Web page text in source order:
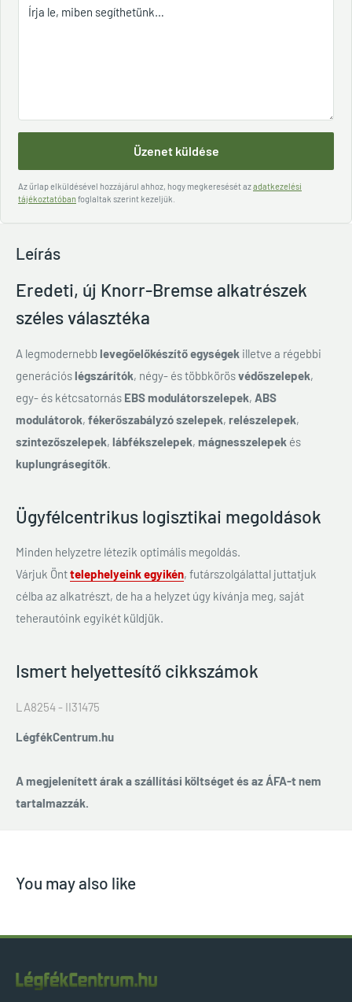
Üzenet küldése
Az űrlap elküldésével hozzájárul ahhoz, hogy megkeresését azadatkezelési
tájékoztatóban foglaltak szerint kezeljük.
Leírás
Eredeti, új Knorr-Bremse alkatrészek
széles választéka
A legmodernebblevegőelőkészítő egységek illetve a régebbi
generációslégszárítók, négy- és többkörösvédőszelepek,
egy- és kétcsatornás EBS modulátorszelepek, ABS
modulátorok, fékerőszabályzó szelepek, relészelepek,
szintezőszelepek, lábfékszelepek, mágnesszelepek és
kuplungrásegítők.
Ügyfélcentrikus logisztikai megoldások
Minden helyzetre létezik optimális megoldás.
Várjuk Önttelephelyeink egyikén, futárszolgálattal juttatjuk
célba az alkatrészt, de ha a helyzet úgy kívánja meg, saját
teherautóink egyikét küldjük.
Ismert helyettesítő cikkszámok
LA8254 - II31475
LégfékCentrum.hu
A megjelenített árak a szállítási költséget és az ÁFA-t nem
tartalmazzák.
You may also like